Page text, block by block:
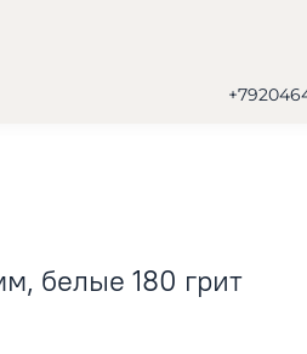
белые 180 грит